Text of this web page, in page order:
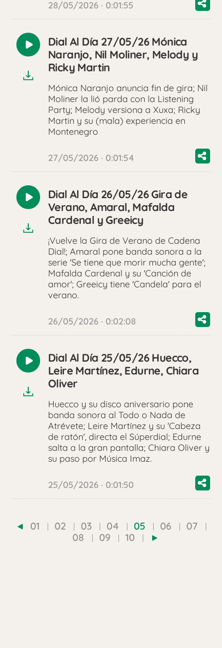
28/05/2026 · 0:01:55
Reproducir
audio
Dial Al Día 27/05/26 Mónica
Naranjo, Nil Moliner, Melody y
Ricky Martin
Mónica Naranjo anuncia fin de gira; Nil
Moliner la lió parda con la Listening
Party; Melody versiona a Xuxa; Ricky
Martin y su (mala) experiencia en
Montenegro
27/05/2026 · 0:01:54
Reproducir
audio
Dial Al Día 26/05/26 Gira de
Verano, Amaral, Mafalda
Cardenal y Greeicy
¡Vuelve la Gira de Verano de Cadena
Dial!; Amaral pone banda sonora a la
serie 'Se tiene que morir mucha gente';
Mafalda Cardenal y su 'Canción de
amor'; Greeicy tiene 'Candela' para el
verano.
26/05/2026 · 0:02:08
Reproducir
audio
Dial Al Día 25/05/26 Huecco,
Leire Martínez, Edurne, Chiara
Oliver
Huecco y su disco aniversario pone
banda sonora al Todo o Nada de
Atrévete; Leire Martínez y su 'Cabeza
de ratón', directa el Súperdial; Edurne
salta a la gran pantalla; Chiara Oliver y
su paso por Música Imaz.
25/05/2026 · 0:01:50
01 02 03 04 05 06
07
08
09 10